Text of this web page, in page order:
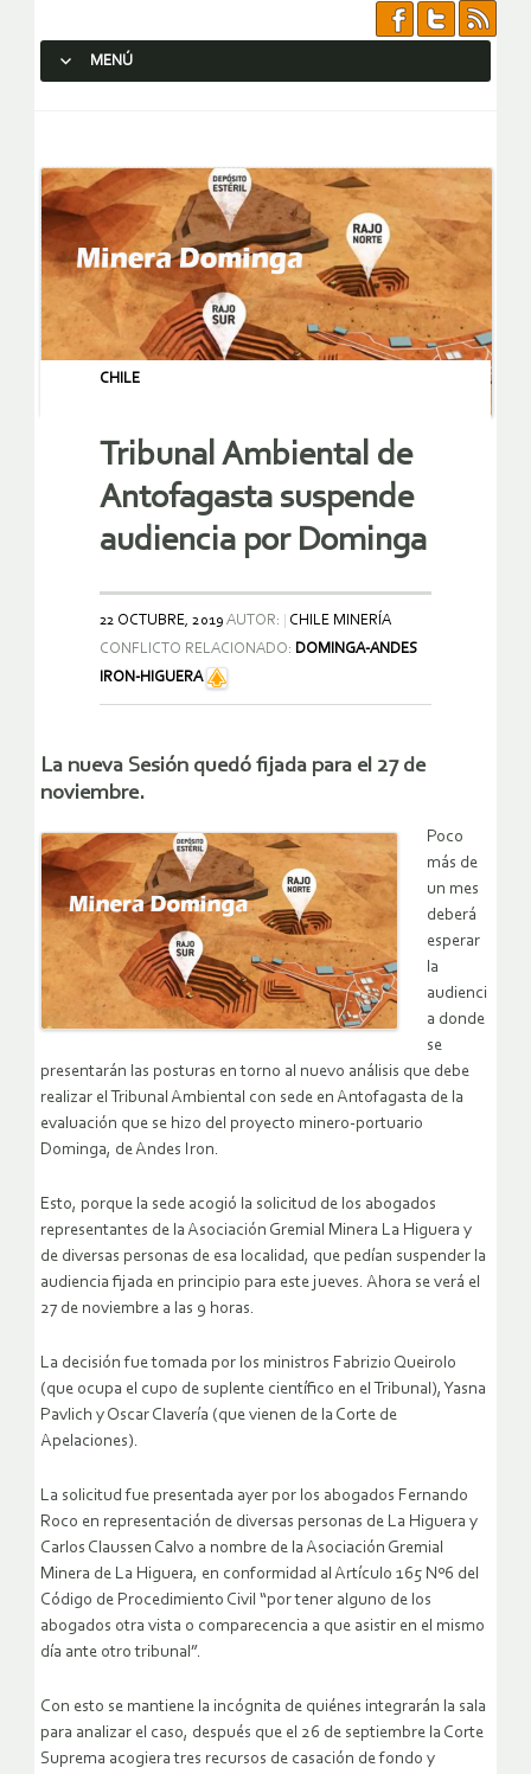
MENÚ
CHILE
Tribunal Ambiental de
Antofagasta suspende
audiencia por Dominga
22 OCTUBRE, 2019 AUTOR:
CHILE MINERÍA
CONFLICTO RELACIONADO: DOMINGA-ANDES
IRON-HIGUERA
La nueva Sesión quedó fijada para el 27 de
noviembre.
Poco
más de
un mes
deberá
esperar
la
audienci
a donde
se
presentarán las posturas en torno al nuevo análisis que debe
realizar el Tribunal Ambiental con sede en Antofagasta de la
evaluación que se hizo del proyecto minero-portuario
Dominga, de Andes Iron.
Esto, porque la sede acogió la solicitud de los abogados
representantes de la Asociación Gremial Minera La Higuera y
de diversas personas de esa localidad, que pedían suspender la
audiencia fijada en principio para este jueves. Ahora se verá el
27 de noviembre a las 9 horas.
La decisión fue tomada por los ministros Fabrizio Queirolo
(que ocupa el cupo de suplente científico en el Tribunal), Yasna
Pavlich y Oscar Clavería (que vienen de la Corte de
Apelaciones).
La solicitud fue presentada ayer por los abogados Fernando
Roco en representación de diversas personas de La Higuera y
Carlos Claussen Calvo a nombre de la Asociación Gremial
Minera de La Higuera, en conformidad al Artículo 165 Nº6 del
Código de Procedimiento Civil “por tener alguno de los
abogados otra vista o comparecencia a que asistir en el mismo
día ante otro tribunal”.
Con esto se mantiene la incógnita de quiénes integrarán la sala
para analizar el caso, después que el 26 de septiembre la Corte
Suprema acogiera tres recursos de casación de fondo y